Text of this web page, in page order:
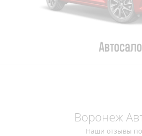
Воронеж
Наши отзывы